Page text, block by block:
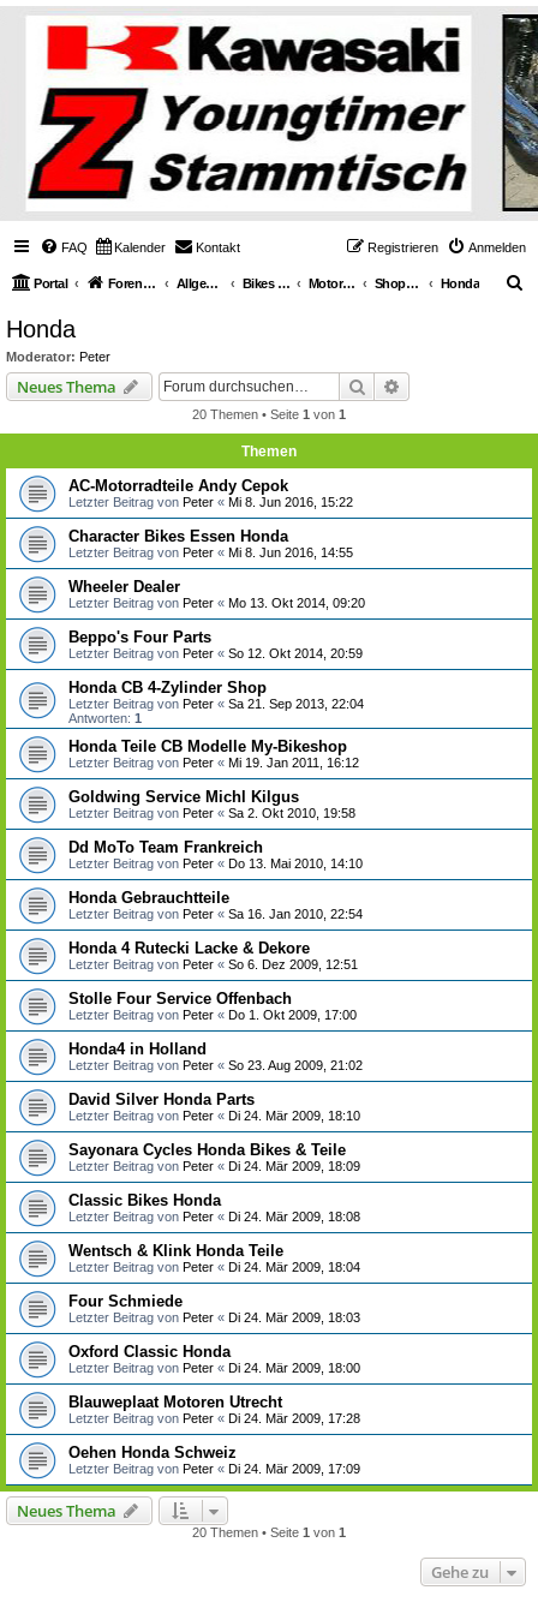
FAQ Kalender Kontakt Anmelden
Registrieren
Portal Foren-Übersicht Allgemeines über Youngtimerbikes Bikes & Generelle Themen Motorräder Shops für Youngtimer Bikes Honda
Honda
Moderator: Peter
Neues Thema Suche
20 Themen • Seite 1 von 1
Themen
AC-Motorradteile Andy Cepok
Letzter Beitrag von Peter « Mi 8. Jun 2016, 15:22
Character Bikes Essen Honda
Letzter Beitrag von Peter « Mi 8. Jun 2016, 14:55
Wheeler Dealer
Letzter Beitrag von Peter « Mo 13. Okt 2014, 09:20
Beppo's Four Parts
Letzter Beitrag von Peter « So 12. Okt 2014, 20:59
Honda CB 4-Zylinder Shop
Letzter Beitrag von Peter « Sa 21. Sep 2013, 22:04
Antworten: 1
Honda Teile CB Modelle My-Bikeshop
Letzter Beitrag von Peter « Mi 19. Jan 2011, 16:12
Goldwing Service Michl Kilgus
Letzter Beitrag von Peter « Sa 2. Okt 2010, 19:58
Dd MoTo Team Frankreich
Letzter Beitrag von Peter « Do 13. Mai 2010, 14:10
Honda Gebrauchtteile
Letzter Beitrag von Peter « Sa 16. Jan 2010, 22:54
Honda 4 Rutecki Lacke & Dekore
Letzter Beitrag von Peter « So 6. Dez 2009, 12:51
Stolle Four Service Offenbach
Letzter Beitrag von Peter « Do 1. Okt 2009, 17:00
Honda4 in Holland
Letzter Beitrag von Peter « So 23. Aug 2009, 21:02
David Silver Honda Parts
Letzter Beitrag von Peter « Di 24. Mär 2009, 18:10
Sayonara Cycles Honda Bikes & Teile
Letzter Beitrag von Peter « Di 24. Mär 2009, 18:09
Classic Bikes Honda
Letzter Beitrag von Peter « Di 24. Mär 2009, 18:08
Wentsch & Klink Honda Teile
Letzter Beitrag von Peter « Di 24. Mär 2009, 18:04
Four Schmiede
Letzter Beitrag von Peter « Di 24. Mär 2009, 18:03
Oxford Classic Honda
Letzter Beitrag von Peter « Di 24. Mär 2009, 18:00
Blauweplaat Motoren Utrecht
Letzter Beitrag von Peter « Di 24. Mär 2009, 17:28
Oehen Honda Schweiz
Letzter Beitrag von Peter « Di 24. Mär 2009, 17:09
Neues Thema
20 Themen • Seite 1 von 1
Gehe zu